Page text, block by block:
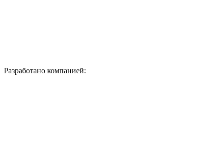
Разработано компанией: